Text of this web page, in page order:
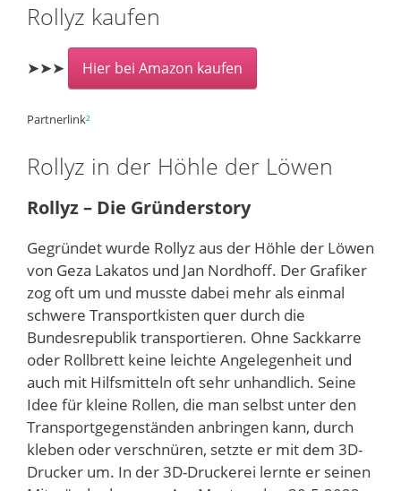
Rollyz kaufen
➤➤➤ Hier bei Amazon kaufen
Partnerlink²
Rollyz in der Höhle der Löwen
Rollyz – Die Gründerstory
Gegründet wurde Rollyz aus der Höhle der Löwen
von Geza Lakatos und Jan Nordhoff. Der Grafiker
zog oft um und musste dabei mehr als einmal
schwere Transportkisten quer durch die
Bundesrepublik transportieren. Ohne Sackkarre
oder Rollbrett keine leichte Angelegenheit und
auch mit Hilfsmitteln oft sehr unhandlich. Seine
Idee für kleine Rollen, die man selbst unter den
Transportgegenständen anbringen kann, durch
kleben oder verschnüren, setzte er mit dem 3D-
Drucker um. In der 3D-Druckerei lernte er seinen